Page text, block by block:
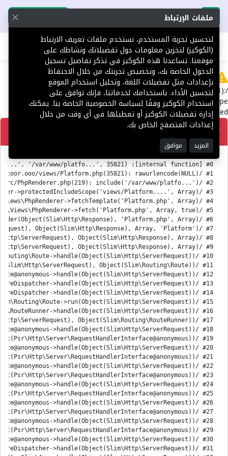
تحميل التطبيق تحميل التطبيق
اطلب عقارك
Error
/var/www/platform.toor.ooo/views/Platform.php(35821):
rawurlencode(): Passing null to parameter #1 ($string) of type
string is deprecated
تصحيح
ملفات الإرتباط
لتحسين تجربة المستخدم، نستخدم ملفات تعريف الارتباط
(الكوكيز) لتخزين معلومات حول تفضيلاتك ونشاطك على
موقعنا. تساعدنا هذه الكوكيز في تذكر تفاصيل تسجيل
الدخول الخاصة بك، وتخصيص تجربتك من خلال الاحتفاظ
بإعدادات مثل تفضيلات اللغة، وتحليل استخدام الموقع
لتحسين الأداء. باستخدامك لخدماتنا، فإنك توافق على
استخدام الكوكيز وفقًا لسياسة الخصوصية الخاصة بنا. يمكنك
إدارة تفضيلات الكوكيز أو تعطيلها في أي وقت من خلال
إعدادات المتصفح الخاص بك.
المزيد موافق